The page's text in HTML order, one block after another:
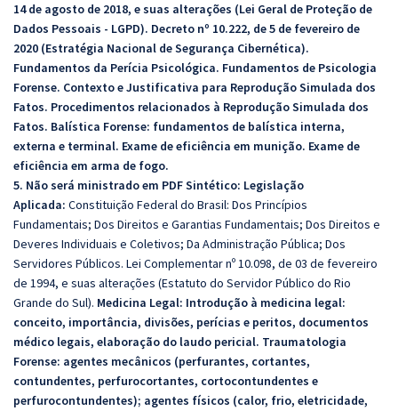
14 de agosto de 2018, e suas alterações (Lei Geral de Proteção de
Dados Pessoais - LGPD). Decreto nº 10.222, de 5 de fevereiro de
2020 (Estratégia Nacional de Segurança Cibernética).
Fundamentos da Perícia Psicológica. Fundamentos de Psicologia
Forense. Contexto e Justificativa para Reprodução Simulada dos
Fatos. Procedimentos relacionados à Reprodução Simulada dos
Fatos. Balística Forense: fundamentos de balística interna,
externa e terminal. Exame de eficiência em munição. Exame de
eficiência em arma de fogo.
5. Não será ministrado em PDF Sintético: Legislação
Aplicada: Constituição Federal do Brasil: Dos Princípios
Fundamentais; Dos Direitos e Garantias Fundamentais; Dos Direitos e
Deveres Individuais e Coletivos; Da Administração Pública; Dos
Servidores Públicos. Lei Complementar nº 10.098, de 03 de fevereiro
de 1994, e suas alterações (Estatuto do Servidor Público do Rio
Grande do Sul). Medicina Legal: Introdução à medicina legal:
conceito, importância, divisões, perícias e peritos, documentos
médico legais, elaboração do laudo pericial. Traumatologia
Forense: agentes mecânicos (perfurantes, cortantes,
contundentes, perfurocortantes, cortocontundentes e
perfurocontundentes); agentes físicos (calor, frio, eletricidade,